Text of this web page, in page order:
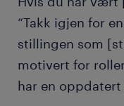
“Takk igjen for
stillingen som
motivert for
har en oppdatert